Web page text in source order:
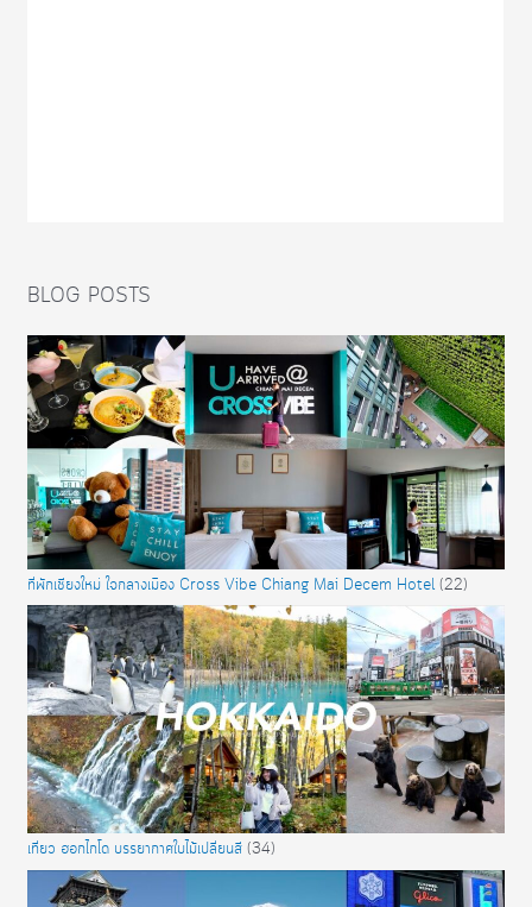
BLOG POSTS
ที่พักเชียงใหม่ ใจกลางเมือง Cross Vibe Chiang Mai Decem Hotel (22)
เที่ยว ฮอกไกโด บรรยากาศใบไม้เปลี่ยนสี (34)